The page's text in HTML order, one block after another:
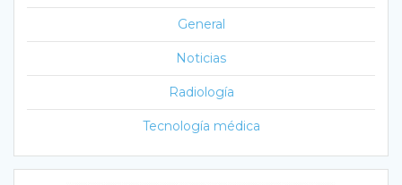
General
Noticias
Radiología
Tecnología médica